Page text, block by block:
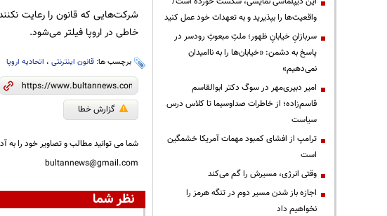
خاطی در اروپا فیلتر می‌شود.
برچسب ها: قانون اینترنتی، اتحادیه اروپا
گزارش خطا
شما می توانید مطالب و تصاویر خود را به
bultannews@gmail.com
نظر شما
واقعیت‌ها را بپذیرید و به تعهدات خود عمل کنید
سربازانِ خیابانِ ظهور؛ ملتِ مبعوثِ رودسر در
پاسخ به دشمن: «خیابان‌ها را به ناامیدان
نمی‌دهیم»
امیر دبیری‌مهر در سوگ دکتر ابوالقاسم
قاسم‌زاده؛ از خاطرات صداوسیما تا کلاس درس
سیاست
ترامپ از افشای کمبود مهمات آمریکا خشمگین
است
وقتی انرژی، مسیرش را گم می‌کند
اجازه باز شدن مسیر دوم در تنگه هرمز را
نخواهیم داد